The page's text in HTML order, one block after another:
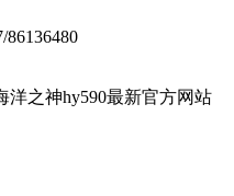
86136480
洋之神hy590最新官方网站